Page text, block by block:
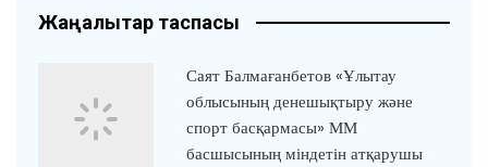
Жаңалықтар таспасы
Саят Балмағанбетов «Ұлытау
облысының денешықтыру және
спорт басқармасы» ММ
басшысының міндетін атқарушы